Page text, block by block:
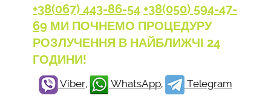
+38(067) 443-86-54 +38(050) 594-47-
69 МИ ПОЧНЕМО ПРОЦЕДУРУ
РОЗЛУЧЕННЯ В НАЙБЛИЖЧІ 24
ГОДИНИ!
Viber, WhatsApp, Telegram